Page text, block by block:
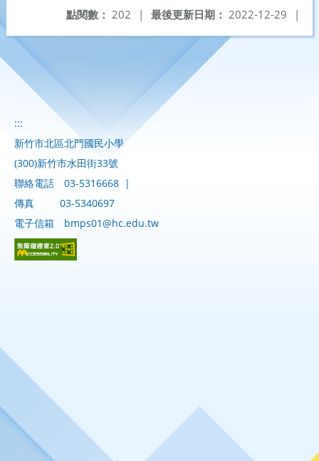
最後更新日期： 2022-12-29 |
點閱數： 202 |
:::
新竹市北區北門國民小學
(300)新竹市水田街33號
聯絡電話
03-5316668 |
傳真
03-5340697
電子信箱
bmps01@hc.edu.tw